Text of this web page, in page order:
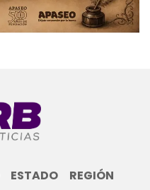
ESTADO
REGIÓN